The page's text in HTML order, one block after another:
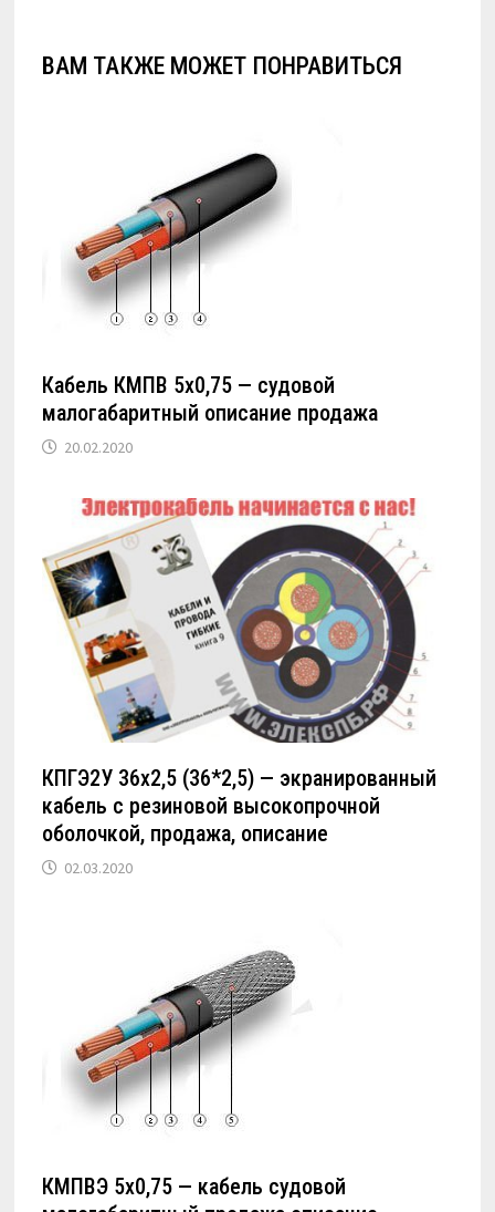
ВАМ ТАКЖЕ МОЖЕТ ПОНРАВИТЬСЯ
Кабель КМПВ 5х0,75 — судовой
малогабаритный описание продажа
20.02.2020
КПГЭ2У 36х2,5 (36*2,5) — экранированный
кабель с резиновой высокопрочной
оболочкой, продажа, описание
02.03.2020
КМПВЭ 5х0,75 — кабель судовой